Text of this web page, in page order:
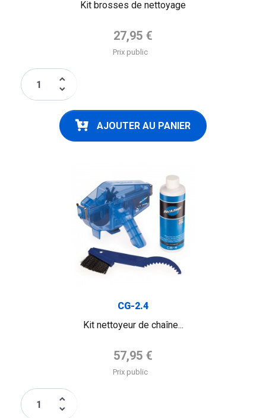
Kit brosses de nettoyage
Prix de base
27,95 €
Prix public
keyboard_arrow_up
keyboard_arrow_down
AJOUTER AU PANIER
CG-2.4
Kit nettoyeur de chaîne...
Prix de base
57,95 €
Prix public
keyboard_arrow_up
keyboard_arrow_down